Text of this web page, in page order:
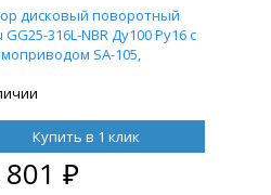
дисковый поворотный
GG25-316L-NBR Ду100 Ру16 с
SA-105,
APL-210N
Купить в 1 клик
₽